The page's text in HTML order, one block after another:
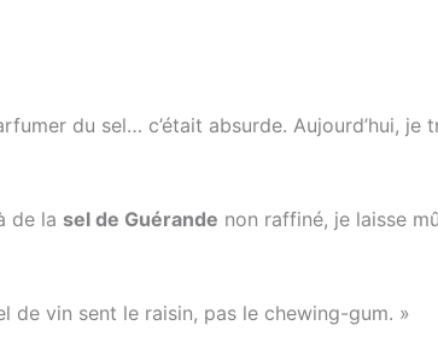
du sel… c’était absurde. Aujourd’hui, je
de la sel de Guérande non raffiné, je laisse
vin sent le raisin, pas le chewing-gum. »